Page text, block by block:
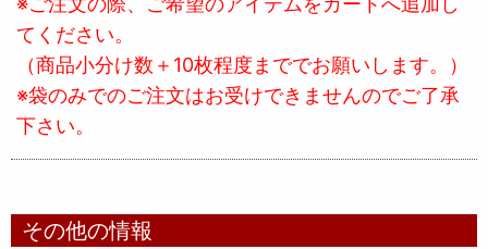
てください。
（商品小分け数＋10枚程度まででお願いします。）
※袋のみでのご注文はお受けできませんのでご了承
下さい。
その他の情報